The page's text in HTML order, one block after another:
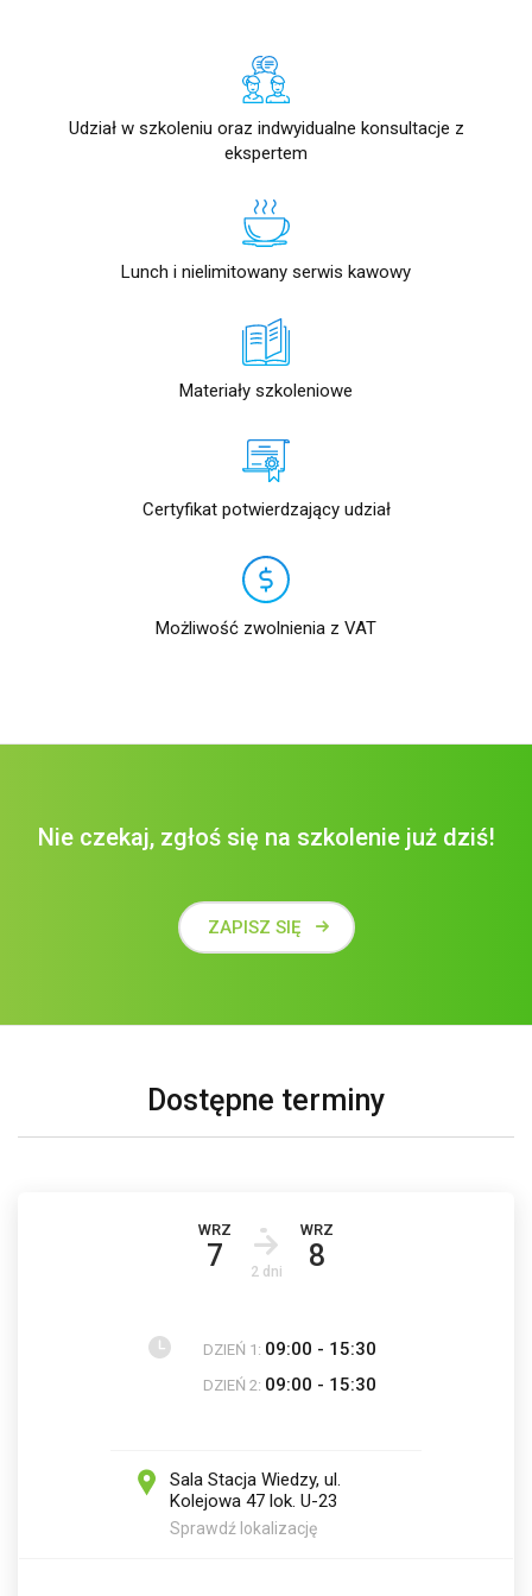
Udział w szkoleniu oraz indwyidualne konsultacje z
ekspertem
Lunch i nielimitowany serwis kawowy
Materiały szkoleniowe
Certyfikat potwierdzający udział
Możliwość zwolnienia z VAT
Nie czekaj, zgłoś się na szkolenie już dziś!
ZAPISZ SIĘ
Dostępne terminy
WRZ
7 2 dni
WRZ
8
DZIEŃ 1: 09:00 - 15:30
DZIEŃ 2: 09:00 - 15:30
Sala Stacja Wiedzy, ul.
Kolejowa 47 lok. U-23
Sprawdź lokalizację